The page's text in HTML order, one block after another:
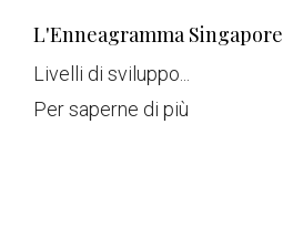
L'Enneagramma Singapore
Livelli di sviluppo...
Per saperne di più